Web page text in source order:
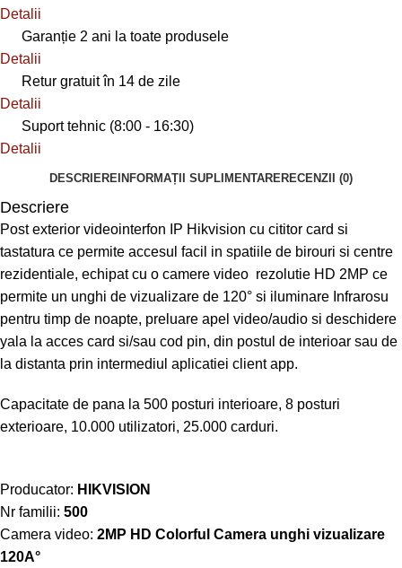
Detalii
Garanție 2 ani la toate produsele
Detalii
Retur gratuit în 14 de zile
Detalii
Suport tehnic (8:00 - 16:30)
Detalii
DESCRIERE INFORMAȚII SUPLIMENTARERECENZII (0)
Descriere
Post exterior videointerfon IP Hikvision cu cititor card si
tastatura ce permite accesul facil in spatiile de birouri si centre
rezidentiale, echipat cu o camere video rezolutie HD 2MP ce
permite un unghi de vizualizare de 120° si iluminare Infrarosu
pentru timp de noapte, preluare apel video/audio si deschidere
yala la acces card si/sau cod pin, din postul de interioar sau de
la distanta prin intermediul aplicatiei client app.
Capacitate de pana la 500 posturi interioare, 8 posturi
exterioare, 10.000 utilizatori, 25.000 carduri.
Producator: HIKVISION
Nr familii: 500
Camera video: 2MP HD Colorful Camera unghi vizualizare
120A°